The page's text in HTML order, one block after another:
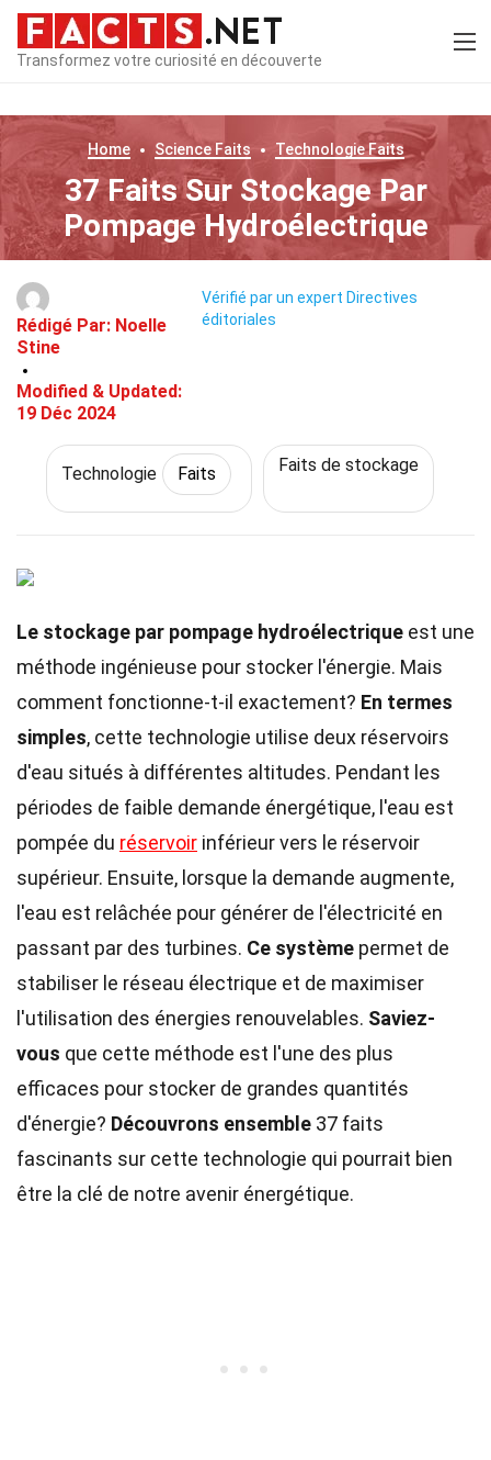
Transformez votre curiosité en découverte
Home ScienceFaits TechnologieFaits
37 Faits Sur Stockage Par
Pompage Hydroélectrique
Rédigé Par: Noelle
Stine
Modified & Updated:
19 Déc 2024
Vérifié par un expert Directives
éditoriales
Technologie Faits Faits de stockage
Le stockage par pompage hydroélectrique est une
méthode ingénieuse pour stocker l'énergie. Mais
comment fonctionne-t-il exactement? En termes
simples, cette technologie utilise deux réservoirs
d'eau situés à différentes altitudes. Pendant les
périodes de faible demande énergétique, l'eau est
pompée du réservoir inférieur vers le réservoir
supérieur. Ensuite, lorsque la demande augmente,
l'eau est relâchée pour générer de l'électricité en
passant par des turbines. Ce système permet de
stabiliser le réseau électrique et de maximiser
l'utilisation des énergies renouvelables. Saviez-
vous que cette méthode est l'une des plus
efficaces pour stocker de grandes quantités
d'énergie? Découvrons ensemble 37 faits
fascinants sur cette technologie qui pourrait bien
être la clé de notre avenir énergétique.